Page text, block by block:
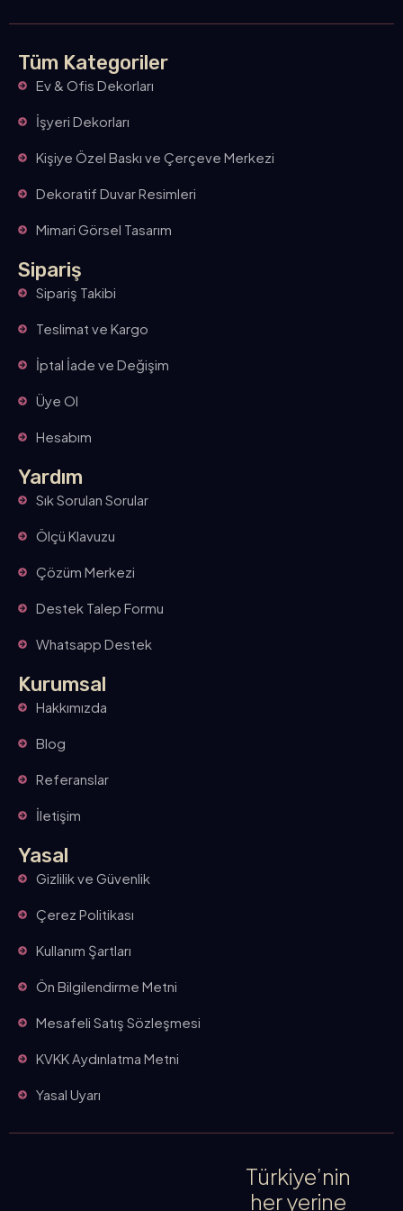
Tüm Kategoriler
Ev & Ofis Dekorları
İşyeri Dekorları
Kişiye Özel Baskı ve Çerçeve Merkezi
Dekoratif Duvar Resimleri
Mimari Görsel Tasarım
Sipariş
Sipariş Takibi
Teslimat ve Kargo
İptal İade ve Değişim
Üye Ol
Hesabım
Yardım
Sık Sorulan Sorular
Ölçü Klavuzu
Çözüm Merkezi
Destek Talep Formu
Whatsapp Destek
Kurumsal
Hakkımızda
Blog
Referanslar
İletişim
Yasal
Gizlilik ve Güvenlik
Çerez Politikası
Kullanım Şartları
Ön Bilgilendirme Metni
Mesafeli Satış Sözleşmesi
KVKK Aydınlatma Metni
Yasal Uyarı
Türkiye’nin
her yerine